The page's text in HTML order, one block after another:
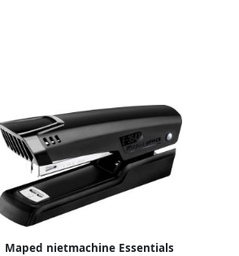
Maped nietmachine Essentials